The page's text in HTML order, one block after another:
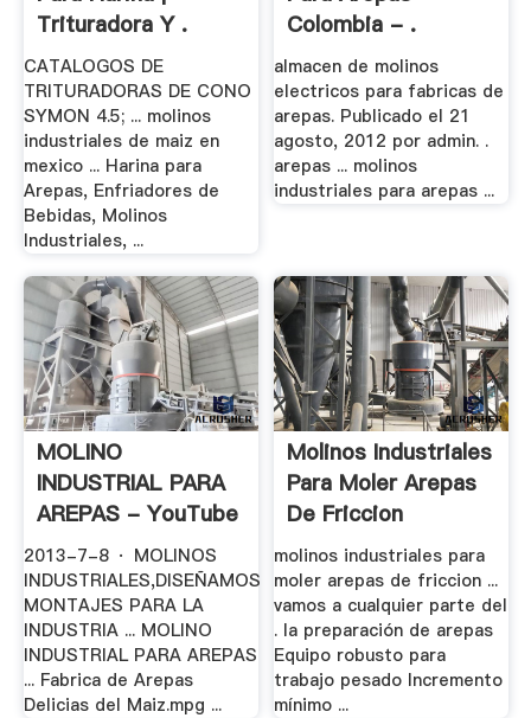
Trituradora Y .
CATALOGOS DE
TRITURADORAS DE CONO
SYMON 4.5; ... molinos
industriales de maiz en
mexico ... Harina para
Arepas, Enfriadores de
Bebidas, Molinos
Industriales, ...
Colombia - .
almacen de molinos
electricos para fabricas de
arepas. Publicado el 21
agosto, 2012 por admin. .
arepas ... molinos
industriales para arepas ...
MOLINO
INDUSTRIAL PARA
AREPAS - YouTube
2013-7-8 · MOLINOS
INDUSTRIALES,DISEÑAMOS
MONTAJES PARA LA
INDUSTRIA ... MOLINO
INDUSTRIAL PARA AREPAS
... Fabrica de Arepas
Delicias del Maiz.mpg ...
Molinos Industriales
Para Moler Arepas
De Friccion
molinos industriales para
moler arepas de friccion ...
vamos a cualquier parte del
. la preparación de arepas
Equipo robusto para
trabajo pesado Incremento
mínimo ...